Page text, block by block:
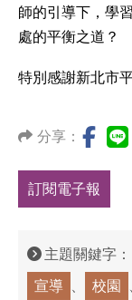
師的引導下，學
處的平衡之道？
特別感謝新北市
分享：
訂閱電子報
主題關鍵字：
宣導
校園